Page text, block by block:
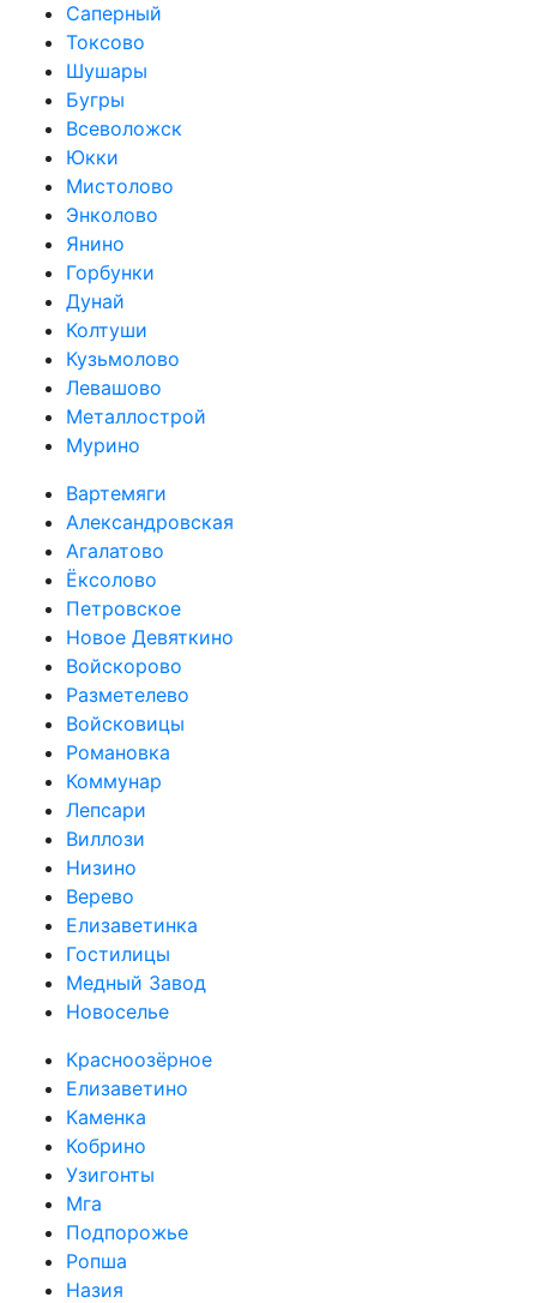
Саперный
Токсово
Шушары
Бугры
Всеволожск
Юкки
Мистолово
Энколово
Янино
Горбунки
Дунай
Колтуши
Кузьмолово
Левашово
Металлострой
Мурино
Вартемяги
Александровская
Агалатово
Ёксолово
Петровское
Новое Девяткино
Войскорово
Разметелево
Войсковицы
Романовка
Коммунар
Лепсари
Виллози
Низино
Верево
Елизаветинка
Гостилицы
Медный Завод
Новоселье
Красноозёрное
Елизаветино
Каменка
Кобрино
Узигонты
Мга
Подпорожье
Ропша
Назия